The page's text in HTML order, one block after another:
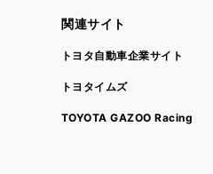
関連サイト
トヨタ自動車企業サイト
トヨタイムズ
TOYOTA GAZOO Racing